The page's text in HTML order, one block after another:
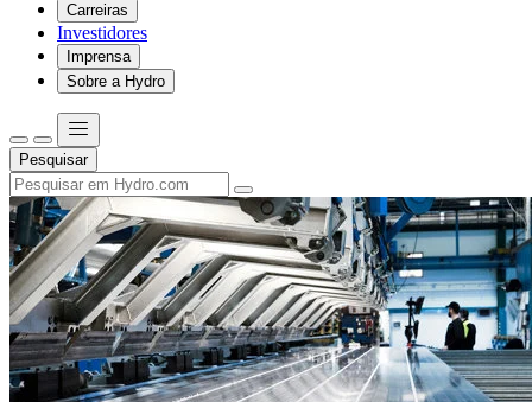
Carreiras
Investidores
Imprensa
Sobre a Hydro
Pesquisar